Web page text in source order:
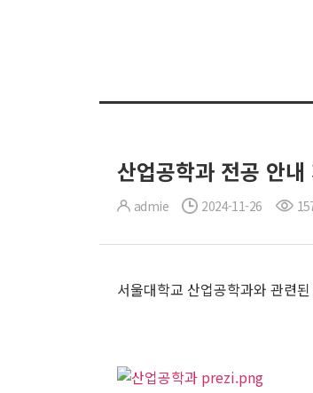
산업공학과 전공 안
admie 2024-11-26
서울대학교 산업공학과와 관련